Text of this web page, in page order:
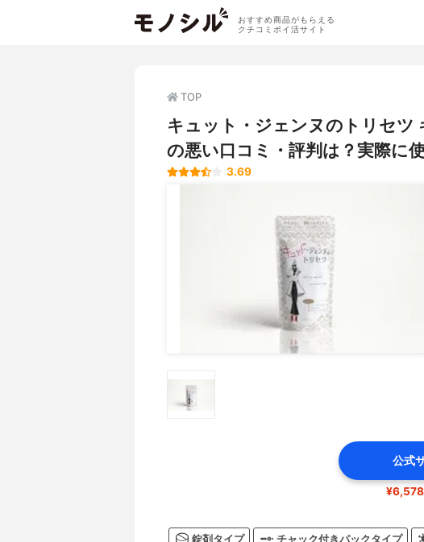
おすすめ商品がもらえる
クチコミポイ活サイト
TOP
キュット・ジェンヌのトリセツ
の悪い口コミ・評判は？実際に
3.69
公式
錠剤タイプ チャック付きパックタイプ